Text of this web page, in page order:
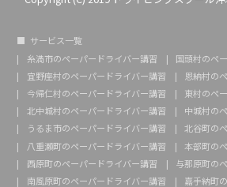
サービス一覧
糸満市のペーパードライバー講習
国頭村のペ
宜野座村のペーパードライバー講習
恩納村の
今帰仁村のペーパードライバー講習
東村のペ
北中城村のペーパードライバー講習
中城村の
うるま市のペーパードライバー講習
北谷町の
八重瀬町のペーパードライバー講習
本部町の
西原町のペーパードライバー講習
与那原町の
南風原町のペーパードライバー講習
嘉手納町